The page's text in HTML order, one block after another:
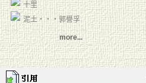
十里
泥土‧‧‧郭譽孚
more...